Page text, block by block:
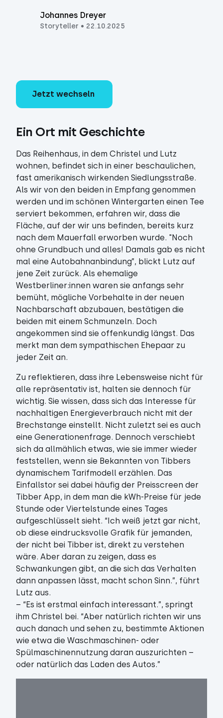
Johannes Dreyer
Storyteller • 22.10.2025
Jetzt wechseln
Ein Ort mit Geschichte
Das Reihenhaus, in dem Christel und Lutz
wohnen, befindet sich in einer beschaulichen,
fast amerikanisch wirkenden Siedlungsstraße.
Als wir von den beiden in Empfang genommen
werden und im schönen Wintergarten einen Tee
serviert bekommen, erfahren wir, dass die
Fläche, auf der wir uns befinden, bereits kurz
nach dem Mauerfall erworben wurde. "Noch
ohne Grundbuch und alles! Damals gab es nicht
mal eine Autobahnanbindung”, blickt Lutz auf
jene Zeit zurück. Als ehemalige
Westberliner:innen waren sie anfangs sehr
bemüht, mögliche Vorbehalte in der neuen
Nachbarschaft abzubauen, bestätigen die
beiden mit einem Schmunzeln. Doch
angekommen sind sie offenkundig längst. Das
merkt man dem sympathischen Ehepaar zu
jeder Zeit an.
Zu reflektieren, dass ihre Lebensweise nicht für
alle repräsentativ ist, halten sie dennoch für
wichtig. Sie wissen, dass sich das Interesse für
nachhaltigen Energieverbrauch nicht mit der
Brechstange einstellt. Nicht zuletzt sei es auch
eine Generationenfrage. Dennoch verschiebt
sich da allmählich etwas, wie sie immer wieder
feststellen, wenn sie Bekannten von Tibbers
dynamischem Tarifmodell erzählen. Das
Einfallstor sei dabei häufig der Preisscreen der
Tibber App, in dem man die kWh-Preise für jede
Stunde oder Viertelstunde eines Tages
aufgeschlüsselt sieht. “Ich weiß jetzt gar nicht,
ob diese eindrucksvolle Grafik für jemanden,
der nicht bei Tibber ist, direkt zu verstehen
wäre. Aber daran zu zeigen, dass es
Schwankungen gibt, an die sich das Verhalten
dann anpassen lässt, macht schon Sinn.”, führt
Lutz aus.
– “Es ist erstmal einfach interessant.”, springt
ihm Christel bei. “Aber natürlich richten wir uns
auch danach und sehen zu, bestimmte Aktionen
wie etwa die Waschmaschinen- oder
Spülmaschinennutzung daran auszurichten –
oder natürlich das Laden des Autos.”